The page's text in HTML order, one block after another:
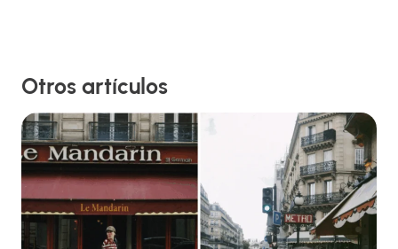
Otros artículos